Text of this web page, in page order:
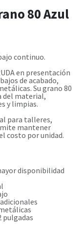
80 Azul
continuo.
en presentación
de acabado,
Su grano 80
del material,
y limpias.
para talleres,
mantener
costo por unidad.
disponibilidad
pulgadas